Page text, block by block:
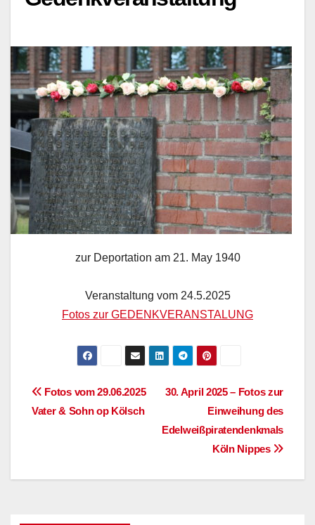
zur Deportation am 21. May 1940
Veranstaltung vom 24.5.2025
Fotos zur GEDENKVERANSTALUNG
Beitragsnavigation30. April 2025 – Fotos zur
Einweihung des
Edelweißpiratendenkmals
Köln Nippes
Fotos vom 29.06.2025
Vater & Sohn op Kölsch